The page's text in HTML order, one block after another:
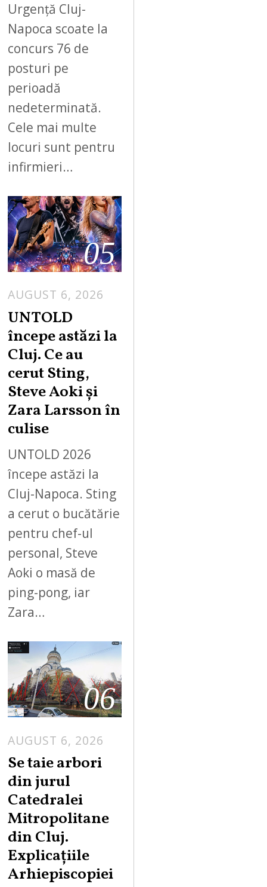
Urgență Cluj-
Napoca scoate la
concurs 76 de
posturi pe
perioadă
nedeterminată.
Cele mai multe
locuri sunt pentru
infirmieri…
05
AUGUST 6, 2026
UNTOLD
începe astăzi la
Cluj. Ce au
cerut Sting,
Steve Aoki și
Zara Larsson în
culise
UNTOLD 2026
începe astăzi la
Cluj-Napoca. Sting
a cerut o bucătărie
pentru chef-ul
personal, Steve
Aoki o masă de
ping-pong, iar
Zara…
06
AUGUST 6, 2026
Se taie arbori
din jurul
Catedralei
Mitropolitane
din Cluj.
Explicațiile
Arhiepiscopiei